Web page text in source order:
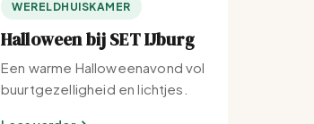
WERELDHUISKAMER
Halloween bij SET IJburg
Een warme Halloweenavond vol
buurtgezelligheid en lichtjes.